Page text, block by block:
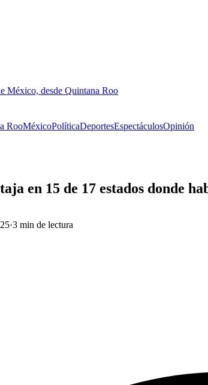
México, desde Quintana Roo
RooMéxicoPolíticaDeportesEspectáculosOpinión
en 15 de 17 estados donde
·3 min de lectura